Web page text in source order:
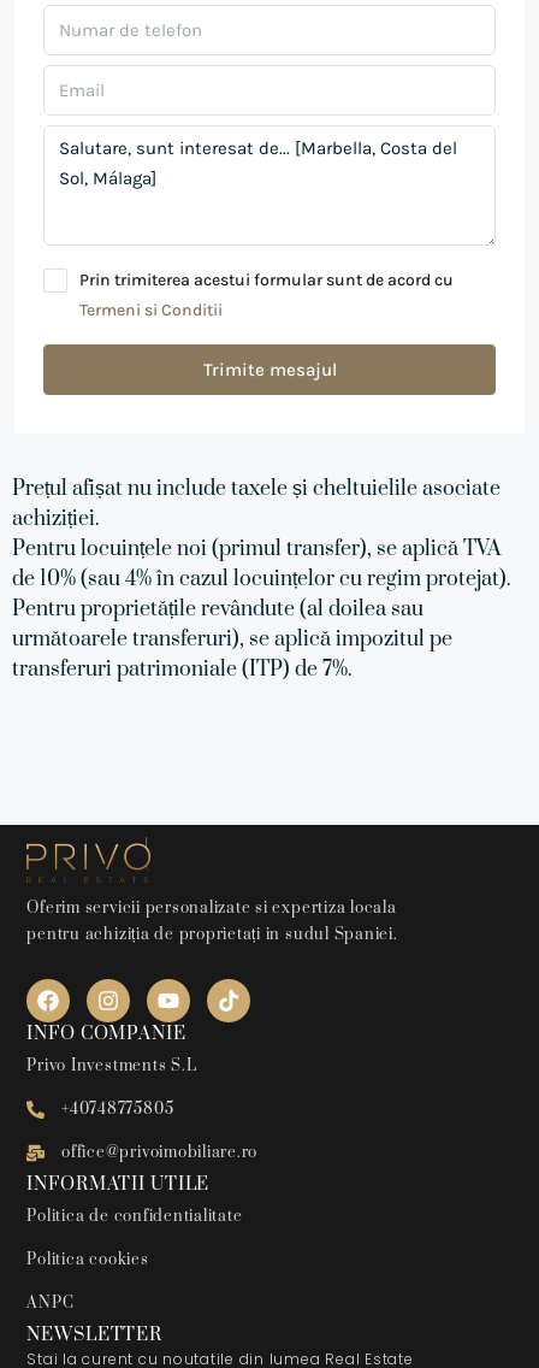
Prin trimiterea acestui formular sunt de acord cu
Termeni si Conditii
Trimite mesajul
Prețul afișat nu include taxele și cheltuielile asociate
achiziției.
Pentru locuințele noi (primul transfer), se aplică TVA
de 10% (sau 4% în cazul locuințelor cu regim protejat).
Pentru proprietățile revândute (al doilea sau
următoarele transferuri), se aplică impozitul pe
transferuri patrimoniale (ITP) de 7%.
Oferim servicii personalizate si expertiza locala
pentru achiziția de proprietați in sudul Spaniei.
INFO COMPANIE
Privo Investments S.L
+40748775805
office@privoimobiliare.ro
INFORMATII UTILE
Politica de confidentialitate
Politica cookies
ANPC
NEWSLETTER
Stai la curent cu noutatile din lumea Real Estate